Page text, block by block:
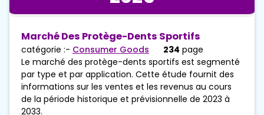
Marché Des Protège-Dents Sportifs
catégorie :- Consumer Goods 234 page
Le marché des protège-dents sportifs est segmenté
par type et par application. Cette étude fournit des
informations sur les ventes et les revenus au cours
de la période historique et prévisionnelle de 2023 à
2033.